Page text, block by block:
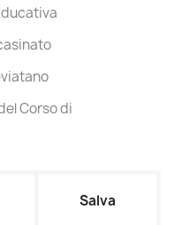
Corso di
Salva